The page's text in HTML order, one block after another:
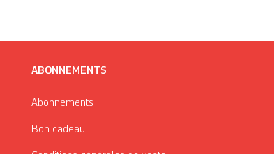
ABONNEMENTS
Abonnements
Bon cadeau